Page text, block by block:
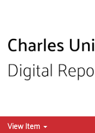
View Item